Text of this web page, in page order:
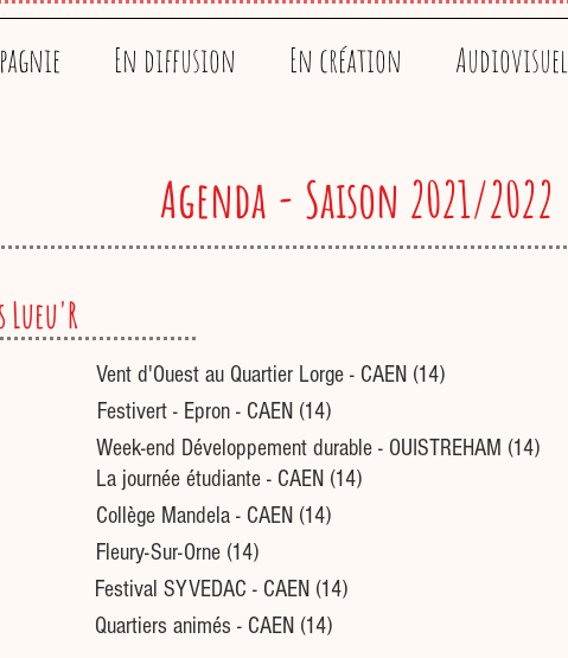
En diffusion En création Audiovisuel
Agenda - Saison 2021/2022
Lueu'R
Vent d'Ouest au Quartier Lorge - CAEN (14)
Festivert - Epron - CAEN (14)
Week-end Développement durable - OUISTREHAM (14)
La journée étudiante - CAEN (14)
Collège Mandela - CAEN (14)
Fleury-Sur-Orne (14)
Festival SYVEDAC - CAEN (14)
Quartiers animés - CAEN (14)